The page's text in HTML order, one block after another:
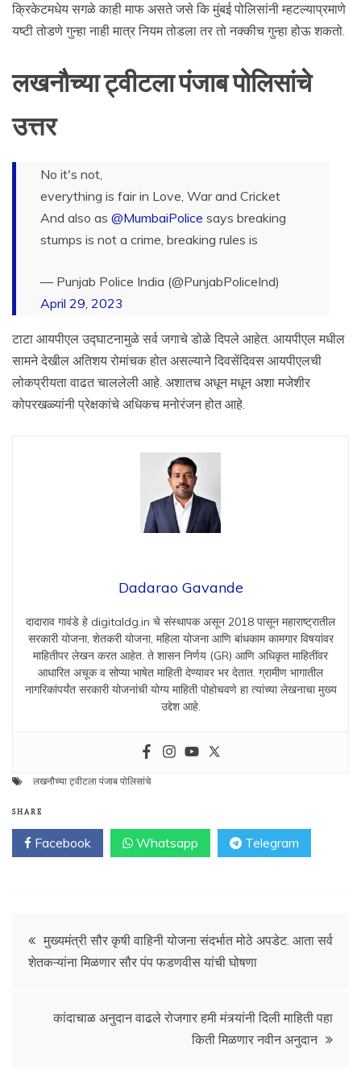
क्रिकेटमधेय सगळे काही माफ असते जसे कि मुंबई पोलिसांनी म्हटल्याप्रमाणे
यष्टी तोडणे गुन्हा नाही मात्र नियम तोडला तर तो नक्कीच गुन्हा होऊ शकतो.
लखनौच्या ट्वीटला पंजाब पोलिसांचे
उत्तर
No it's not,
everything is fair in Love, War and Cricket
And also as @MumbaiPolice says breaking
stumps is not a crime, breaking rules is
— Punjab Police India (@PunjabPoliceInd)
April 29, 2023
टाटा आयपीएल उद्घाटनामुळे सर्व जगाचे डोळे दिपले आहेत. आयपीएल मधील
सामने देखील अतिशय रोमांचक होत असल्याने दिवसेंदिवस आयपीएलची
लोकप्रीयता वाढत चाललेली आहे. अशातच अधून मधून अशा मजेशीर
कोपरखळ्यांनी प्रेक्षकांचे अधिकच मनोरंजन होत आहे.
Dadarao Gavande
दादाराव गावंडे हे digitaldg.in चे संस्थापक असून 2018 पासून महाराष्ट्रातील
सरकारी योजना, शेतकरी योजना, महिला योजना आणि बांधकाम कामगार विषयांवर
माहितीपर लेखन करत आहेत. ते शासन निर्णय (GR) आणि अधिकृत माहितींवर
आधारित अचूक व सोप्या भाषेत माहिती देण्यावर भर देतात. ग्रामीण भागातील
नागरिकांपर्यंत सरकारी योजनांची योग्य माहिती पोहोचवणे हा त्यांच्या लेखनाचा मुख्य
उद्देश आहे.
लखनौच्या ट्वीटला पंजाब पोलिसांचे
SHARE
Facebook Whatsapp Telegram
Post
navigation
मुख्यमंत्री सौर कृषी वाहिनी योजना संदर्भात मोठे अपडेट. आता सर्व
शेतकऱ्यांना मिळणार सौर पंप फडणवीस यांची घोषणा
कांदाचाळ अनुदान वाढले रोजगार हमी मंत्र्यांनी दिली माहिती पहा
किती मिळणार नवीन अनुदान